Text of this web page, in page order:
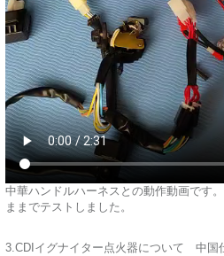
中華ハンドルハーネスとの動作動画です
ままでテストしました。
3.CDIイグナイター点火器について 中国